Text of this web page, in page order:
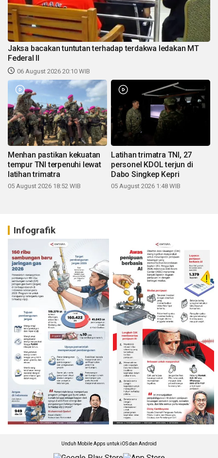
Jaksa bacakan tuntutan terhadap terdakwa ledakan MT
Federal II
06 August 2026 20:10 WIB
Menhan pastikan kekuatan
tempur TNI terpenuhi lewat
latihan trimatra
05 August 2026 18:52 WIB
Latihan trimatra TNI, 27
personel KDOL terjun di
Dabo Singkep Kepri
05 August 2026 1:48 WIB
Infografik
Unduh Mobile Apps untuk iOS dan Android